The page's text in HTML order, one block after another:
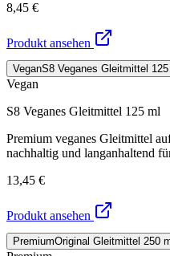
8,45 €
Produkt ansehen
VeganS8 Veganes Gleitmittel 125
Vegan
S8 Veganes Gleitmittel 125 ml
Premium veganes Gleitmittel
nachhaltig und langanhaltend
13,45 €
Produkt ansehen
PremiumOriginal Gleitmittel 250